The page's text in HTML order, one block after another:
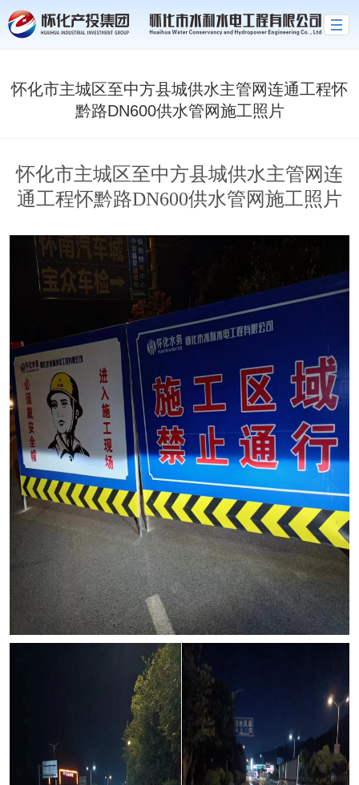
米兰官方网站
怀化市主城区至中方县城供水主管网连通工程怀
黔路DN600供水管网施工照片
怀化市主城区至中方县城供水主管网连
通工程怀黔路DN600供水管网施工照片